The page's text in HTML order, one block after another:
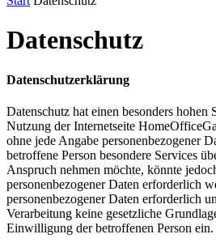
Datenschutz
Datenschutzerklärung
Datenschutz hat einen besonders hohen
Nutzung der Internetseite
ohne jede Angabe personenbezogener
betroffene Person besondere Services
Anspruch nehmen möchte, könnte
personenbezogener Daten erforderlich
personenbezogener Daten erforderlich
Verarbeitung keine gesetzliche
Einwilligung der betroffenen Person ein.